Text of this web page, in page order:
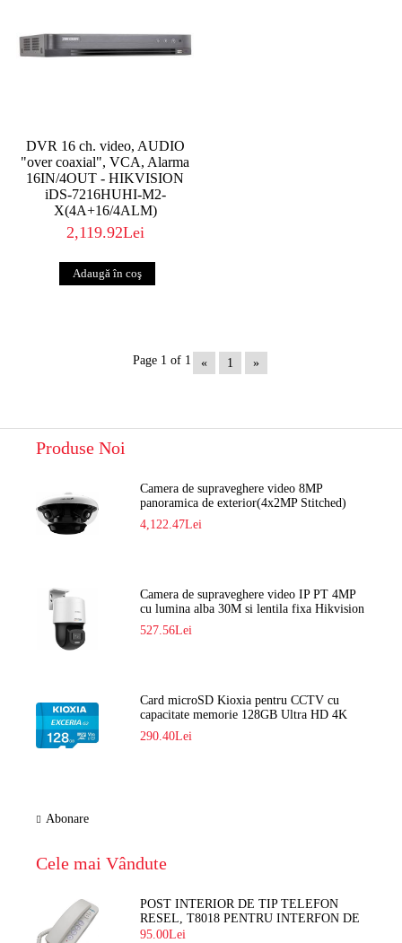
DVR 16 ch. video, AUDIO
"over coaxial", VCA, Alarma
16IN/4OUT - HIKVISION
iDS-7216HUHI-M2-
X(4A+16/4ALM)
2,119.92Lei
Page 1 of 1 « 1 »
Produse Noi
Camera de supraveghere video 8MP
panoramica de exterior(4x2MP Stitched)
Navaio NGC-7482PR
4,122.47Lei
Camera de supraveghere video IP PT 4MP
cu lumina alba 30M si lentila fixa Hikvision
DS-2DE2C400SCG-E F1
527.56Lei
Card microSD Kioxia pentru CCTV cu
capacitate memorie 128GB Ultra HD 4K
LMEX2L128GG2
290.40Lei
Abonare
Cele mai Vândute
POST INTERIOR DE TIP TELEFON
RESEL, T8018 PENTRU INTERFON DE
BLOC
95.00Lei